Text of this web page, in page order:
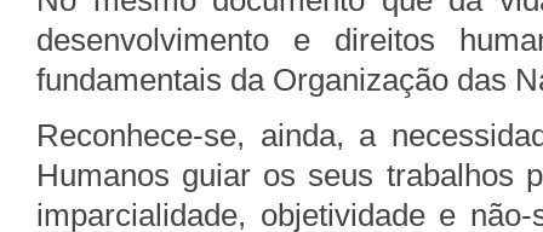
desenvolvimento e direitos
fundamentais da Organização das
Reconhece-se, ainda, a
Humanos guiar os seus trabalhos
imparcialidade, objetividade e